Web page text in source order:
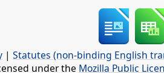
| Statutes (non-binding English
under the Mozilla Public